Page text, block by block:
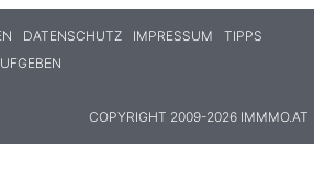
DATENSCHUTZ IMPRESSUM
TIPPS
COPYRIGHT 2009-2026 IMMMO.AT